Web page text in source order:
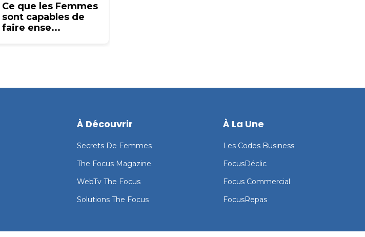
Ce que les Femmes
sont capables de
faire ense...
À Découvrir
Secrets De Femmes
The Focus Magazine
WebTv The Focus
Solutions The Focus
À La Une
Les Codes Business
FocusDéclic
Focus Commercial
FocusRepas